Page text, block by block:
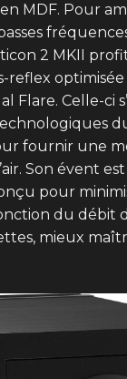
MDF. Pour
2 MKII
reflex
Flare. Celle-ci
fournir une
Son évent est
pour
du débit
mieux